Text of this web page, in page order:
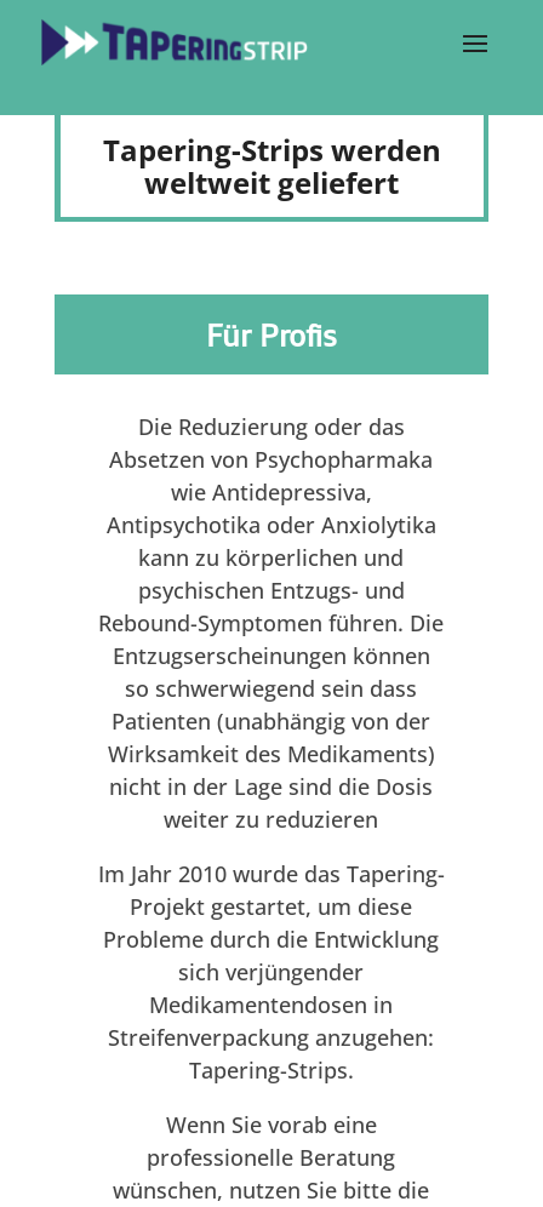
Tapering-Strips werden
weltweit geliefert
Für Profis
Die Reduzierung oder das
Absetzen von Psychopharmaka
wie Antidepressiva,
Antipsychotika oder Anxiolytika
kann zu körperlichen und
psychischen Entzugs- und
Rebound-Symptomen führen. Die
Entzugserscheinungen können
so schwerwiegend sein dass
Patienten (unabhängig von der
Wirksamkeit des Medikaments)
nicht in der Lage sind die Dosis
weiter zu reduzieren
Im Jahr 2010 wurde das Tapering-
Projekt gestartet, um diese
Probleme durch die Entwicklung
sich verjüngender
Medikamentendosen in
Streifenverpackung anzugehen:
Tapering-Strips.
Wenn Sie vorab eine
professionelle Beratung
wünschen, nutzen Sie bitte die